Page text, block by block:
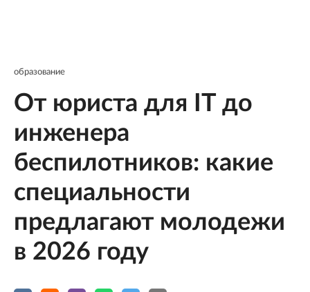
образование
От юриста для IT до
инженера
беспилотников: какие
специальности
предлагают молодежи
в 2026 году